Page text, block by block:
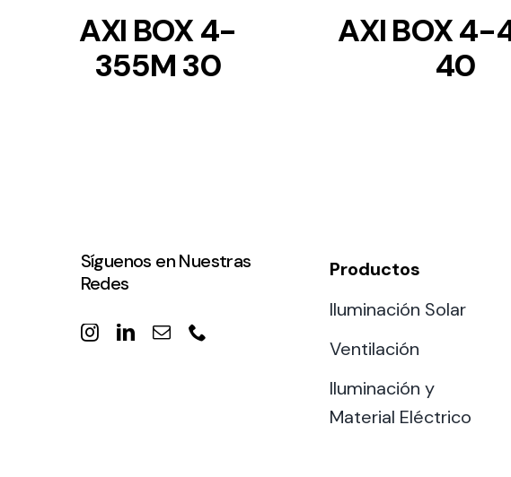
AXI BOX 4-
355M 30
AXI BOX 4-
40
Síguenos en Nuestras
Redes
Productos
Iluminación Solar
Ventilación
Iluminación y
Material Eléctrico